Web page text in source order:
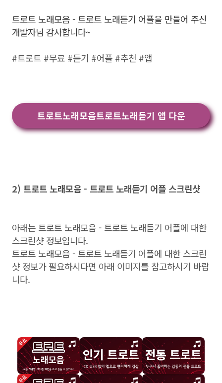
트로트 노래모음 - 트로트 노래듣기 어플을 만들어 주신
개발자님 감사합니다~
#트로트 #무료 #듣기 #어플 #추천 #앱
트로트노래모음트로트노래듣기 앱 다운
2) 트로트 노래모음 - 트로트 노래듣기 어플 스크린샷
아래는 트로트 노래모음 - 트로트 노래듣기 어플에 대한
스크린샷 정보입니다.
트로트 노래모음 - 트로트 노래듣기 어플에 대한 스크린
샷 정보가 필요하시다면 아래 이미지를 참고하시기 바랍
니다.